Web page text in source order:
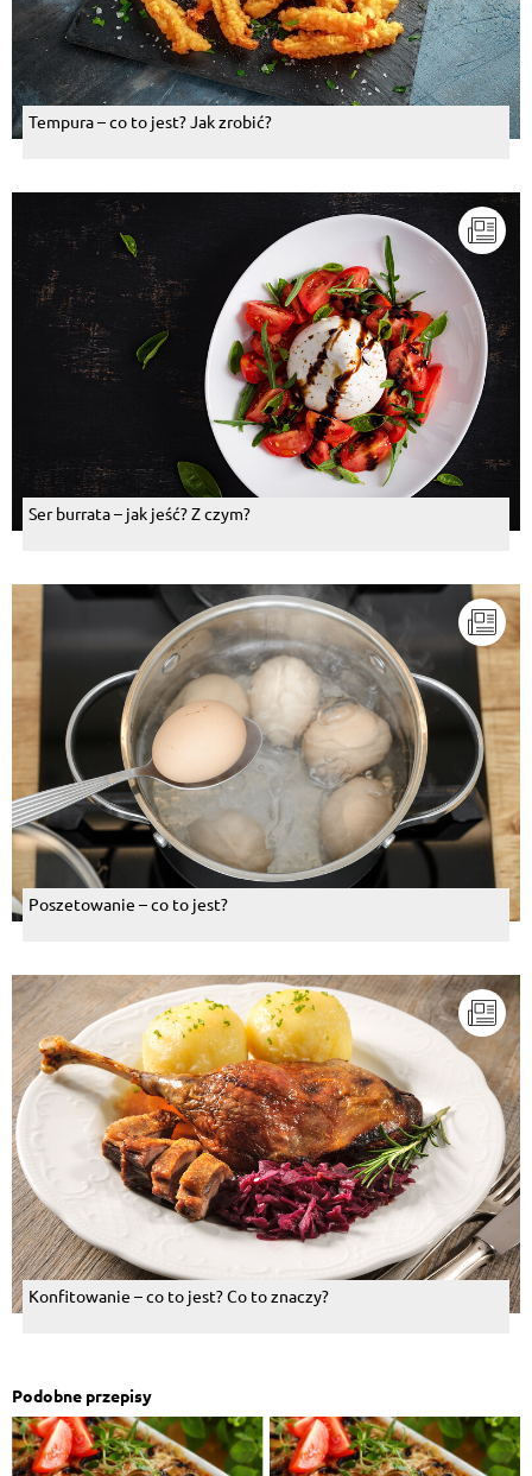
Tempura – co to jest? Jak zrobić?
Ser burrata – jak jeść? Z czym?
Poszetowanie – co to jest?
Konfitowanie – co to jest? Co to znaczy?
Podobne przepisy